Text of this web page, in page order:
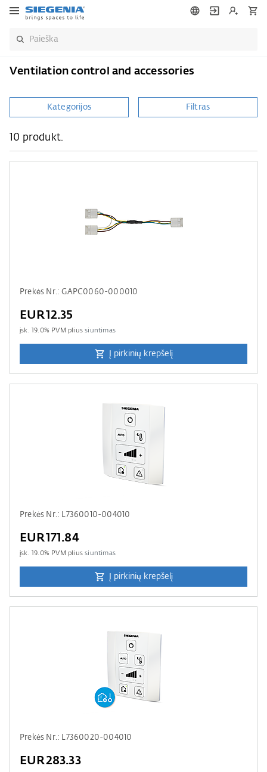
Ventilation control and accessories
Kategorijos Filtras
10 produkt.
Prekės Nr.: GAPC0060-000010
EUR12.35
įsk. 19.0% PVM pliussiuntimas
Į pirkinių krepšelį
Prekės Nr.: L7360010-004010
EUR171.84
įsk. 19.0% PVM pliussiuntimas
Į pirkinių krepšelį
Prekės Nr.: L7360020-004010
EUR283.33